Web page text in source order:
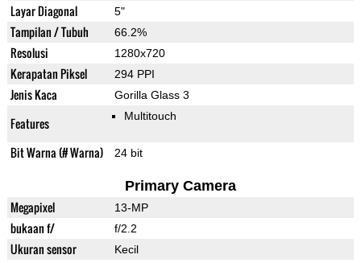
Layar Diagonal 5"
Tampilan / Tubuh 66.2%
Resolusi 1280x720
Kerapatan Piksel 294 PPI
Jenis Kaca Gorilla Glass 3
Features Multitouch
Bit Warna (# Warna) 24 bit
Primary Camera
Megapixel 13-MP
bukaan f/ f/2.2
Ukuran sensor Kecil